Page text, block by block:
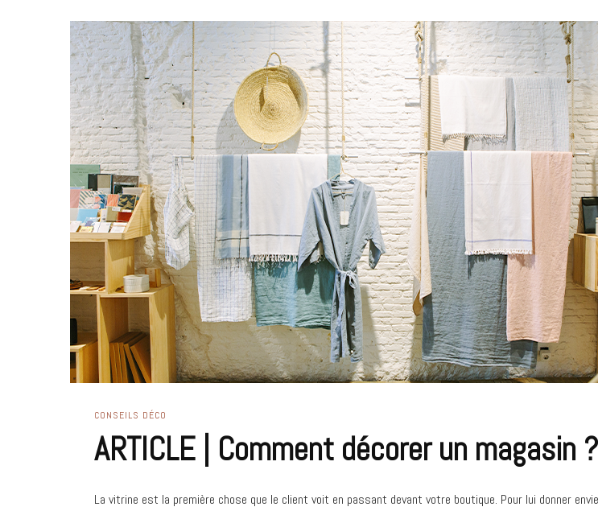
CONSEILS DÉCO
ARTICLE | Comment décorer un magasin ?
La vitrine est la première chose que le client voit en passant devant votre boutique. Pour lui donner